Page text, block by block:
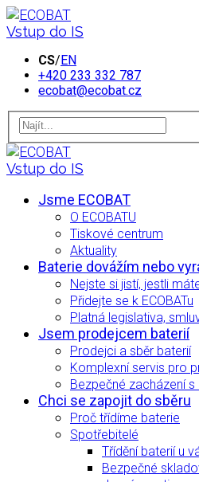
Vstup do IS
CS/EN
+420 233 332 787
ecobat@ecobat.cz
Vstup do IS
Jsme ECOBAT
O ECOBATU
Tiskové centrum
Aktuality
Baterie dovážím nebo
Nejste si jistí, jestli
Přidejte se k ECOBATu
Platná legislativa,
Jsem prodejcem baterií
Prodejci a sběr baterií
Komplexní servis pro
Bezpečné zacházení
Chci se zapojit do sběru
Proč třídíme baterie
Spotřebitelé
Třídění baterií u
Bezpečné